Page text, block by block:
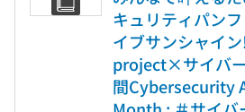
キュリティパン
イブサンシャイ
project×サイバ
間Cybersecurity